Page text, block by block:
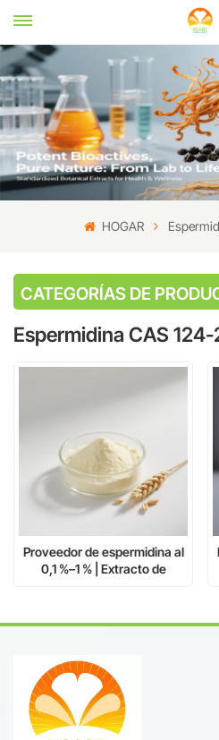
HOGAR
CATEGORÍAS DE
Espermidina CAS
Proveedor de espermidina al
0,1 %–1 % | Extracto de